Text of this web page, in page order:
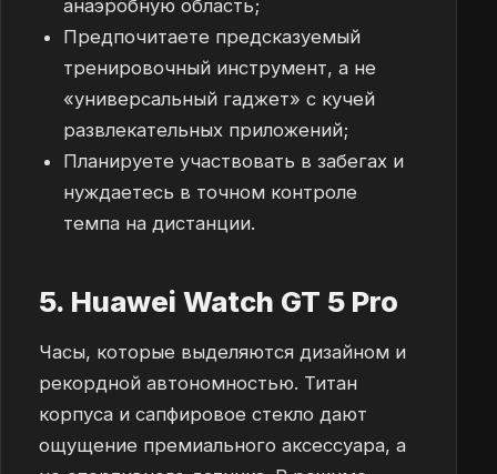
анаэробную область;
Предпочитаете предсказуемый
тренировочный инструмент, а не
«универсальный гаджет» с кучей
развлекательных приложений;
Планируете участвовать в забегах и
нуждаетесь в точном контроле
темпа на дистанции.
5. Huawei Watch GT 5 Pro
Часы, которые выделяются дизайном и
рекордной автономностью. Титан
корпуса и сапфировое стекло дают
ощущение премиального аксессуара, а